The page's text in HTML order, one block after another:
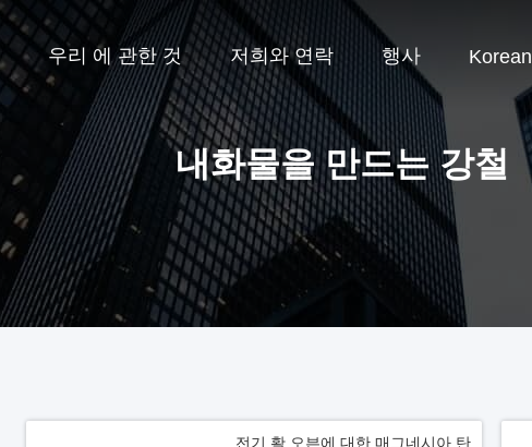
우리 에 관한 것 저희와 연락 행사 Korean
내화물을 만드는 강철
전기 활 오븐에 대한 매그네시아 탄